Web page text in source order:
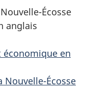
Écosse
anglais
économique en
Nouvelle-Écosse